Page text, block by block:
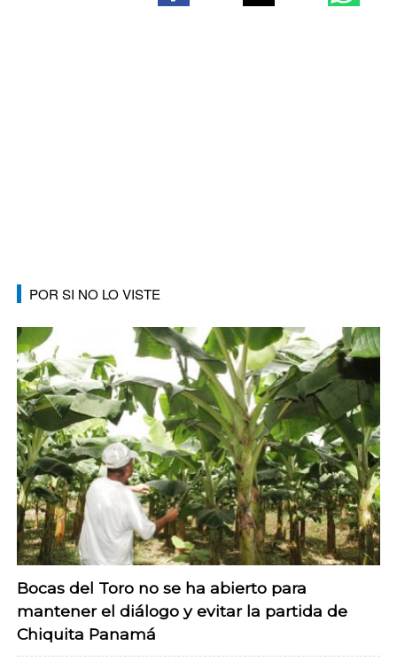
POR SI NO LO VISTE
Bocas del Toro no se ha abierto para
mantener el diálogo y evitar la partida de
Chiquita Panamá